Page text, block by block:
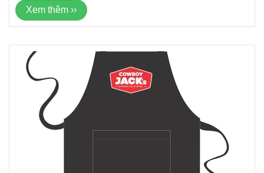
Xem thêm ››